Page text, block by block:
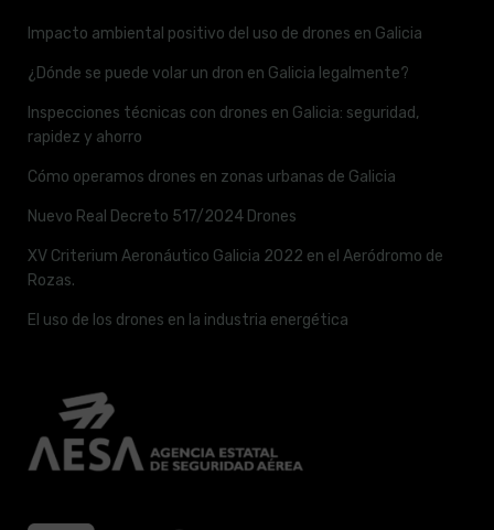
Impacto ambiental positivo del uso de drones en Galicia
¿Dónde se puede volar un dron en Galicia legalmente?
Inspecciones técnicas con drones en Galicia: seguridad,
rapidez y ahorro
Cómo operamos drones en zonas urbanas de Galicia
Nuevo Real Decreto 517/2024 Drones
XV Criterium Aeronáutico Galicia 2022 en el Aeródromo de
Rozas.
El uso de los drones en la industria energética